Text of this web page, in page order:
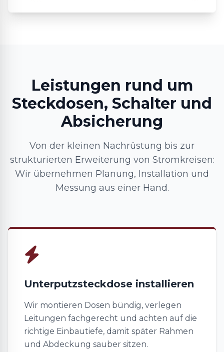
Leistungen rund um
Steckdosen, Schalter und
Absicherung
Von der kleinen Nachrüstung bis zur
strukturierten Erweiterung von Stromkreisen:
Wir übernehmen Planung, Installation und
Messung aus einer Hand.
Unterputzsteckdose installieren
Wir montieren Dosen bündig, verlegen
Leitungen fachgerecht und achten auf die
richtige Einbautiefe, damit später Rahmen
und Abdeckung sauber sitzen.